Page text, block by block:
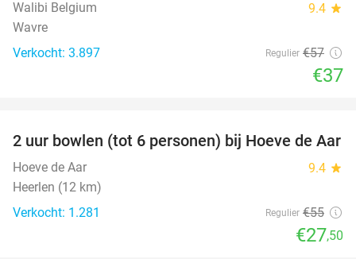
Walibi Belgium 9.4 star
Wavre
Verkocht: 3.897
Regulier €57
€37
50%
2 uur bowlen (tot 6 personen) bij Hoeve de Aar
Hoeve de Aar 9.4 star
Heerlen (12 km)
Verkocht: 1.281
Regulier €55
€27,50